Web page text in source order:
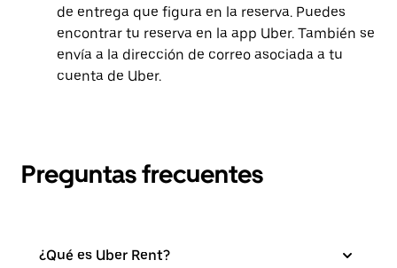
de entrega que figura en la reserva. Puedes
encontrar tu reserva en la app Uber. También se
envía a la dirección de correo asociada a tu
cuenta de Uber.
Preguntas frecuentes
¿Qué es Uber Rent?